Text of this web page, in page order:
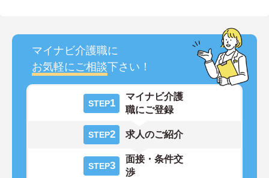
マイナビ介護職に
お気軽にご相談下さい！
STEP1
マイナビ介護
職にご登録
STEP2 求人のご紹介
STEP3
面接・条件交
渉